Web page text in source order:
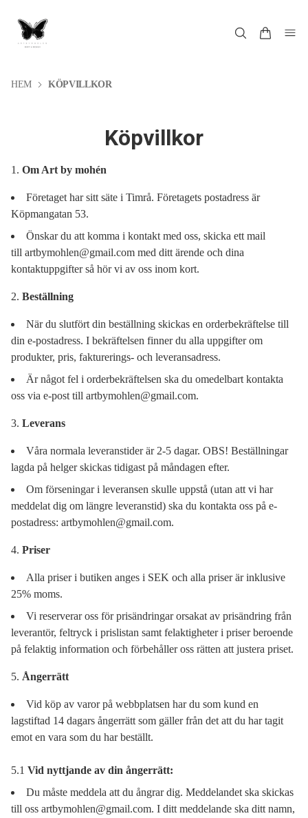
HEM KÖPVILLKOR
Köpvillkor
Om Art by mohén
Företaget har sitt säte i Timrå. Företagets postadress är
Köpmangatan 53.
Önskar du att komma i kontakt med oss, skicka ett mail
till artbymohlen@gmail.com med ditt ärende och dina
kontaktuppgifter så hör vi av oss inom kort.
Beställning
När du slutfört din beställning skickas en orderbekräftelse till
din e-postadress. I bekräftelsen finner du alla uppgifter om
produkter, pris, fakturerings- och leveransadress.
Är något fel i orderbekräftelsen ska du omedelbart kontakta
oss via e-post till artbymohlen@gmail.com.
Leverans
Våra normala leveranstider är 2-5 dagar. OBS! Beställningar
lagda på helger skickas tidigast på måndagen efter.
Om förseningar i leveransen skulle uppstå (utan att vi har
meddelat dig om längre leveranstid) ska du kontakta oss på e-
postadress: artbymohlen@gmail.com.
Priser
Alla priser i butiken anges i SEK och alla priser är inklusive
25% moms.
Vi reserverar oss för prisändringar orsakat av prisändring från
leverantör, feltryck i prislistan samt felaktigheter i priser beroende
på felaktig information och förbehåller oss rätten att justera priset.
Ångerrätt
Vid köp av varor på webbplatsen har du som kund en
lagstiftad 14 dagars ångerrätt som gäller från det att du har tagit
emot en vara som du har beställt.
5.1 Vid nyttjande av din ångerrätt:
Du måste meddela att du ångrar dig. Meddelandet ska skickas
till oss artbymohlen@gmail.com. I ditt meddelande ska ditt namn,